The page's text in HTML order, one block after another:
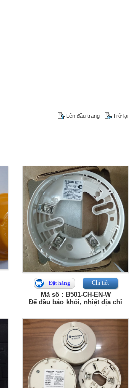
Lên đầu trang Trở lại
Đặt hàng Chi tiết
Mã số : B501-CH-EN-W
Đế đầu báo khói, nhiệt địa chỉ